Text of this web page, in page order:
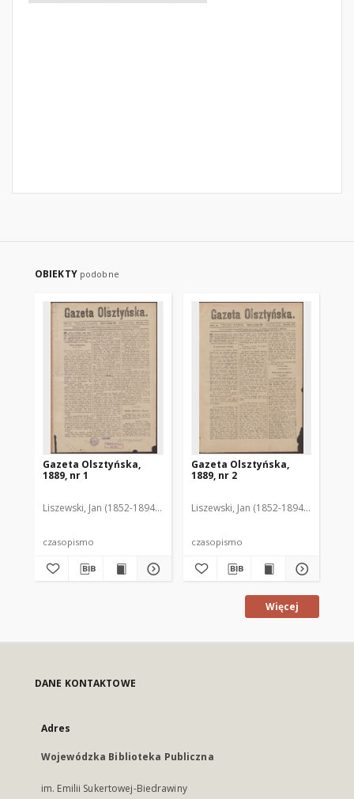
OBIEKTY podobne
Gazeta Olsztyńska,
1889, nr 1
Liszewski, Jan (1852-1894). Red.
czasopismo
Gazeta Olsztyńska,
1889, nr 2
Liszewski, Jan (1852-1894). Red.
czasopismo
Więcej
DANE KONTAKTOWE
Adres
Wojewódzka Biblioteka Publiczna
im. Emilii Sukertowej-Biedrawiny